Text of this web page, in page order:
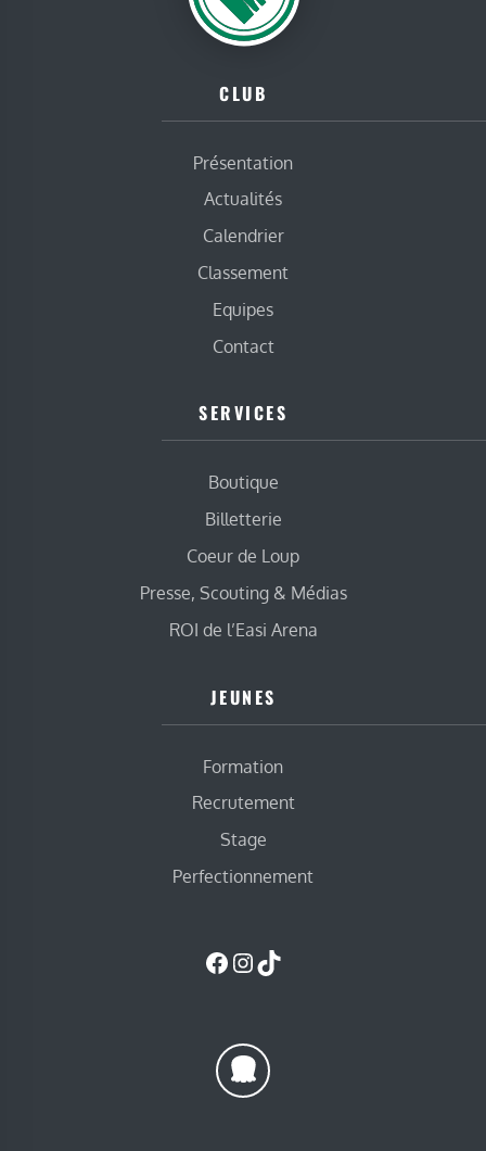
CLUB
Présentation
Actualités
Calendrier
Classement
Equipes
Contact
SERVICES
Boutique
Billetterie
Coeur de Loup
Presse, Scouting & Médias
ROI de l’Easi Arena
JEUNES
Formation
Recrutement
Stage
Perfectionnement
Facebook
Instagram
TikTok